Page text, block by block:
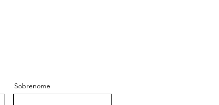
Sobrenome